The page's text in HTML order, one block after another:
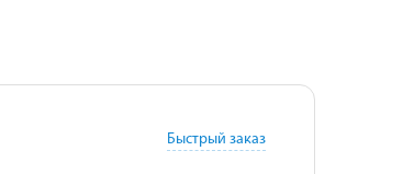
Быстрый заказ